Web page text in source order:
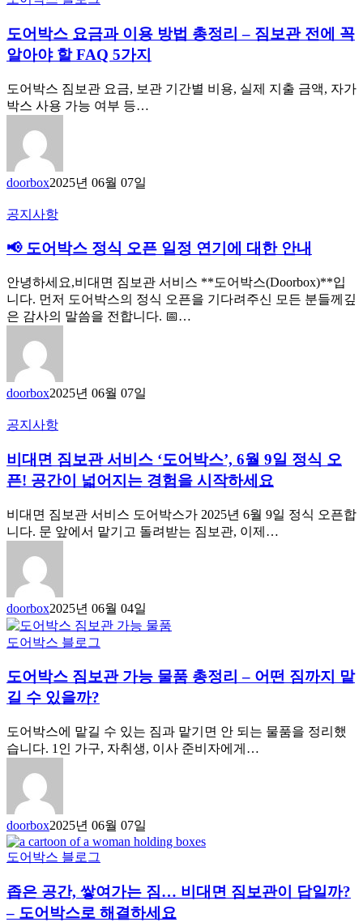
도어박스 요금과 이용 방법 총정리 – 짐보관 전에 꼭
알아야 할 FAQ 5가지
도어박스 짐보관 요금, 보관 기간별 비용, 실제 지출 금액, 자가
박스 사용 가능 여부 등…
doorbox2025년 06월 07일
공지사항
📢 도어박스 정식 오픈 일정 연기에 대한 안내
안녕하세요,비대면 짐보관 서비스 **도어박스(Doorbox)**입
니다. 먼저 도어박스의 정식 오픈을 기다려주신 모든 분들께깊
은 감사의 말씀을 전합니다. 📅…
doorbox2025년 06월 07일
공지사항
비대면 짐보관 서비스 ‘도어박스’, 6월 9일 정식 오
픈! 공간이 넓어지는 경험을 시작하세요
비대면 짐보관 서비스 도어박스가 2025년 6월 9일 정식 오픈합
니다. 문 앞에서 맡기고 돌려받는 짐보관, 이제…
doorbox2025년 06월 04일
도어박스 블로그
도어박스 짐보관 가능 물품 총정리 – 어떤 짐까지 맡
길 수 있을까?
도어박스에 맡길 수 있는 짐과 맡기면 안 되는 물품을 정리했
습니다. 1인 가구, 자취생, 이사 준비자에게…
doorbox2025년 06월 07일
도어박스 블로그
좁은 공간, 쌓여가는 짐… 비대면 짐보관이 답일까?
– 도어박스로 해결하세요